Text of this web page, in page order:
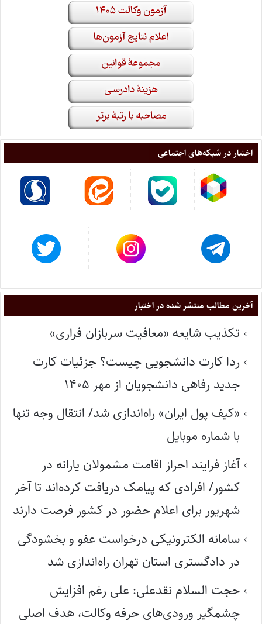
اختبار در شبکه‌های اجتماعی
آخرین مطالب منتشر شده در اختبار
تکذیب شایعه «معافیت سربازان فراری»
ردا کارت دانشجویی چیست؟ جزئیات کارت
جدید رفاهی دانشجویان از مهر ۱۴۰۵
«کیف پول ایران» راه‌اندازی شد/ انتقال وجه تنها
با شماره موبایل
آغاز فرایند احراز اقامت مشمولان یارانه در
کشور/ افرادی که پیامک دریافت کرده‌اند تا آخر
شهریور برای اعلام حضور در کشور فرصت دارند
سامانه الکترونیکی درخواست عفو و بخشودگی
در دادگستری استان تهران راه‌اندازی شد
حجت السلام نقدعلی: علی رغم افزایش
چشمگیر ورودی‌های حرفه وکالت، هدف اصلی